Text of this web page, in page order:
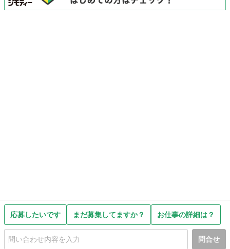
応募したいです まだ募集してますか？ お仕事の詳細は？
問合せ